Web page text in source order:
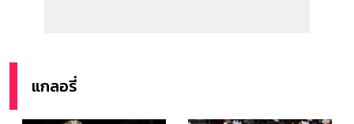
แกลอรี่